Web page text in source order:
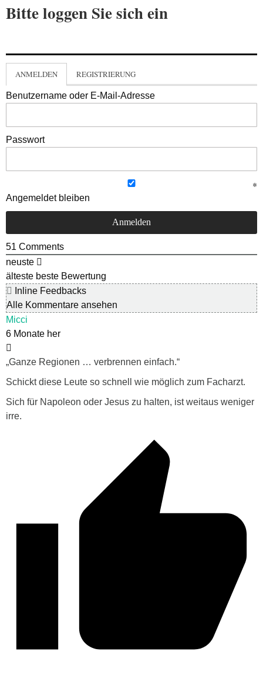
Bitte loggen Sie sich ein
ANMELDEN REGISTRIERUNG
Benutzername oder E-Mail-Adresse
Passwort
Angemeldet bleiben
51 Comments
neuste
älteste beste Bewertung
Inline Feedbacks
Alle Kommentare ansehen
Micci
6 Monate her
„Ganze Regionen … verbrennen einfach.“
Schickt diese Leute so schnell wie möglich zum Facharzt.
Sich für Napoleon oder Jesus zu halten, ist weitaus weniger
irre.